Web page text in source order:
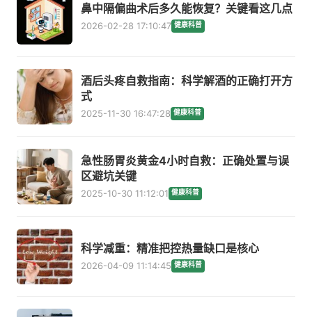
鼻中隔偏曲术后多久能恢复？关键看这几点
2026-02-28 17:10:47 健康科普
酒后头疼自救指南：科学解酒的正确打开方
式
2025-11-30 16:47:28 健康科普
急性肠胃炎黄金4小时自救：正确处置与误
区避坑关键
2025-10-30 11:12:01 健康科普
科学减重：精准把控热量缺口是核心
2026-04-09 11:14:45 健康科普